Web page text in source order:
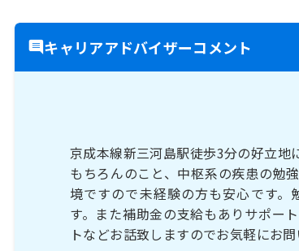
キャリアアドバイザーコメント
京成本線新三河島駅徒歩3分の好立地
もちろんのこと、中枢系の疾患の勉
境ですので未経験の方も安心です
す。また補助金の支給もありサポー
トなどお話致しますのでお気軽にお問